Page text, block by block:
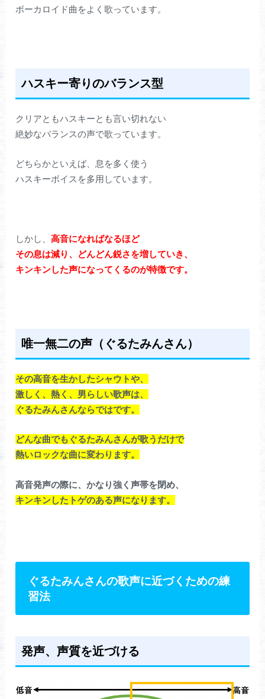
ボーカロイド曲をよく歌っています。
ハスキー寄りのバランス型
クリアともハスキーとも言い切れない
絶妙なバランスの声で歌っています。
どちらかといえば、息を多く使う
ハスキーボイスを多用しています。
しかし、高音になればなるほど
その息は減り、どんどん鋭さを増していき、
キンキンした声になってくるのが特徴です。
唯一無二の声（ぐるたみんさん）
その高音を生かしたシャウトや、
激しく、熱く、男らしい歌声は、
ぐるたみんさんならではです。
どんな曲でもぐるたみんさんが歌うだけで
熱いロックな曲に変わります。
高音発声の際に、かなり強く声帯を閉め、
キンキンしたトゲのある声になります。
ぐるたみんさんの歌声に近づくための練
習法
発声、声質を近づける